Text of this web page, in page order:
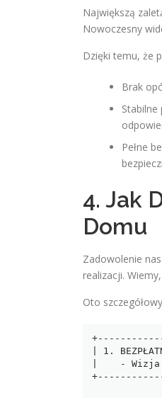
Największą
Nowoczesny
Dzięki temu, że
Brak
Pełne
4. Jak
Domu
Zadowolenie
realizacji.
Oto
| 1.
|    - Wizja